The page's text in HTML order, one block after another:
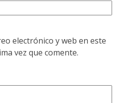
electrónico y web en este
vez que comente.